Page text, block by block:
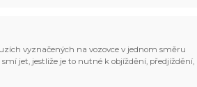
vyznačených na vozovce v jednom směru
jet, jestliže je to nutné k objíždění, předjíždění,